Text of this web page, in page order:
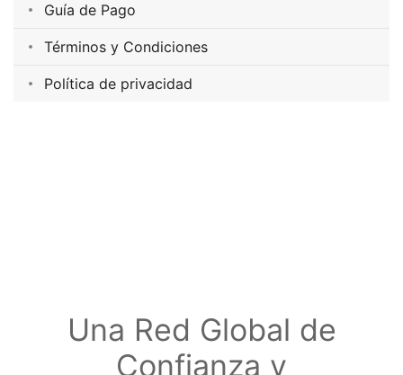
Guía de Pago
Términos y Condiciones
Política de privacidad
Una Red Global de
Confianza y